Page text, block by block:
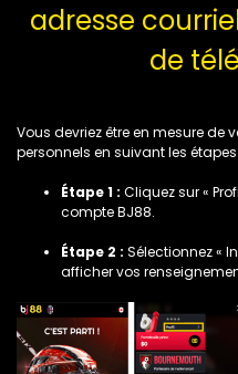
adresse
de
Vous devriez être en mesure de
personnels en suivant les
Étape 1 : Cliquez sur «
compte BJ88.
Étape 2 : Sélectionnez «
afficher vos